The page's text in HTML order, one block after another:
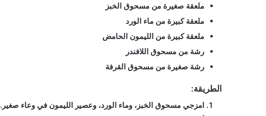
ملعقة صغيرة من مسحوق الخبز
ملعقة كبيرة من ماء الورد
ملعقة كبيرة من الليمون الحامض
رشة من مسحوق اللافندر
رشة صغيرة من مسحوق القرفة
الطريقة:
امزجي مسحوق الخبز، وماء الورد، وعصير الليمون في وعاء صغير.